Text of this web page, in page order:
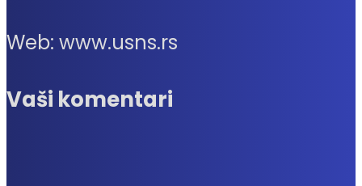
Web: www.usns.rs
Vaši komentari